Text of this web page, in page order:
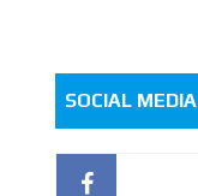
SOCIAL MEDIA